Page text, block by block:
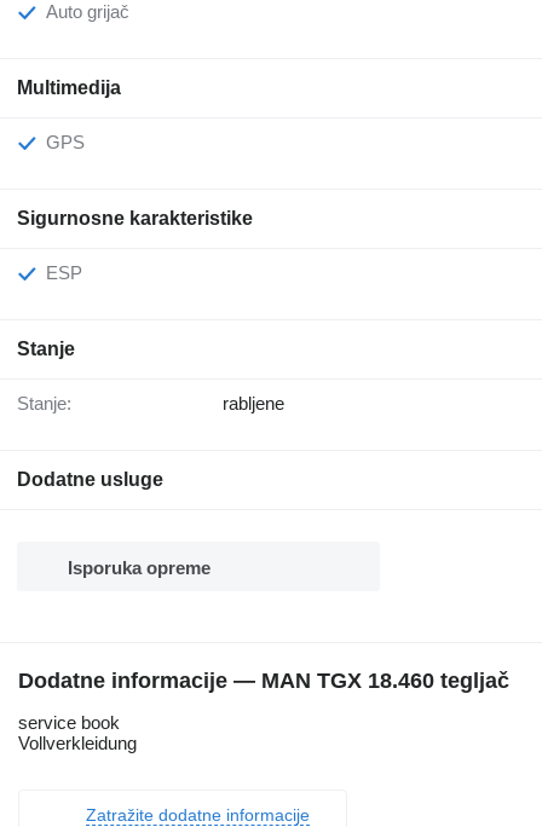
Auto grijač
Multimedija
GPS
Sigurnosne karakteristike
ESP
Stanje
Stanje: rabljene
Dodatne usluge
Isporuka opreme
Dodatne informacije — MAN TGX 18.460 tegljač
service book
Vollverkleidung
Zatražite dodatne informacije